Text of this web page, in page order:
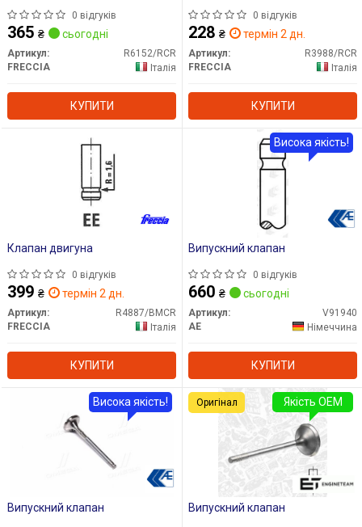
0 відгуків
365 ₴ сьогодні
Артикул:
R6152/RCR
FRECCIA
Італія
КУПИТИ
0 відгуків
228 ₴ термін 2 дн.
Артикул:
R3988/RCR
FRECCIA
Італія
КУПИТИ
Клапан двигуна
0 відгуків
399 ₴ термін 2 дн.
Артикул:
R4887/BMCR
FRECCIA
Італія
КУПИТИ
Випускний клапан
0 відгуків
660 ₴ сьогодні
Артикул:
V91940
AE
Німеччина
КУПИТИ
Висока якість!
Випускний клапан
Висока якість!
Випускний клапан
Якість OEM
Оригінал